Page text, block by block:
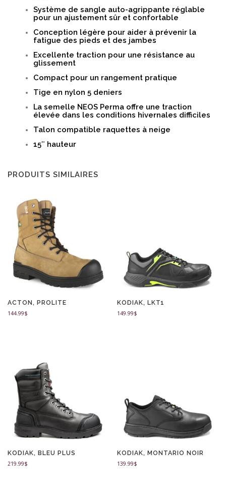
Système de sangle auto-agrippante réglable
pour un ajustement sûr et confortable
Conception légère pour aider à prévenir la
fatigue des pieds et des jambes
Excellente traction pour une résistance au
glissement
Compact pour un rangement pratique
Tige en nylon 5 deniers
La semelle NEOS Perma offre une traction
élevée dans les conditions hivernales difficiles
Talon compatible raquettes à neige
15″ hauteur
PRODUITS SIMILAIRES
ACTON, PROLITE
144.99$
KODIAK, LKT1
149.99$
KODIAK, BLEU PLUS
219.99$
KODIAK, MONTARIO NOIR
139.99$